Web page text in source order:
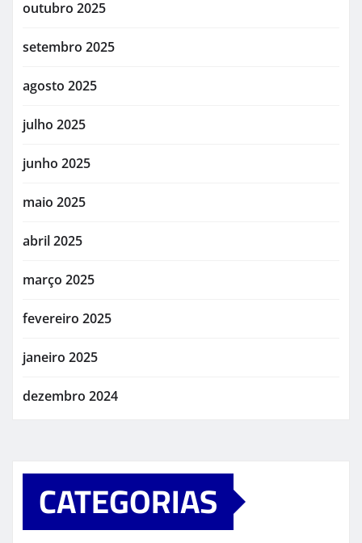
outubro 2025
setembro 2025
agosto 2025
julho 2025
junho 2025
maio 2025
abril 2025
março 2025
fevereiro 2025
janeiro 2025
dezembro 2024
CATEGORIAS